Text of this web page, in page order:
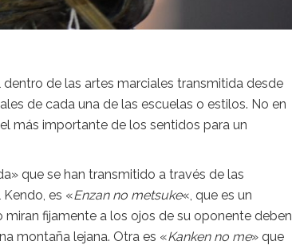
de las artes marciales transmitida desde
de cada una de las escuelas o estilos. No en
más importante de los sentidos para un
que se han transmitido a través de las
es «Enzan no metsuke«, que es un
fijamente a los ojos de su oponente deben
montaña lejana. Otra es «Kanken no me» que